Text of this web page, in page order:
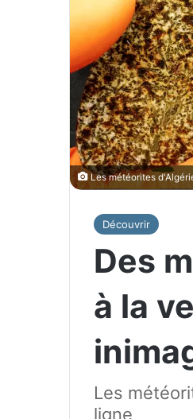
Les météorites
Découvrir
Des
à la
Les
ligne